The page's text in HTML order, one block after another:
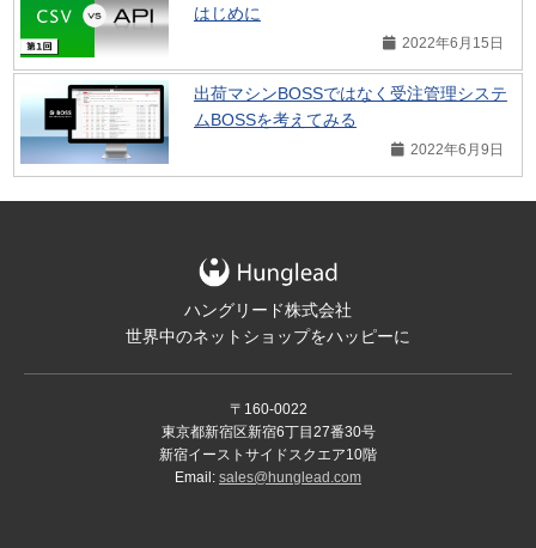
はじめに
2022年6月15日
出荷マシンBOSSではなく受注管理システ
ムBOSSを考えてみる
2022年6月9日
ハングリード株式会社
世界中のネットショップをハッピーに
〒160-0022
東京都新宿区新宿6丁目27番30号
新宿イーストサイドスクエア10階
Email: sales@hunglead.com